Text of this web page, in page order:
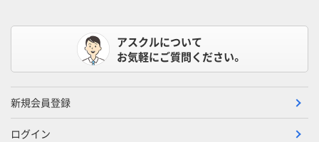
アスクルについて
お気軽にご質問ください。
新規会員登録
ログイン